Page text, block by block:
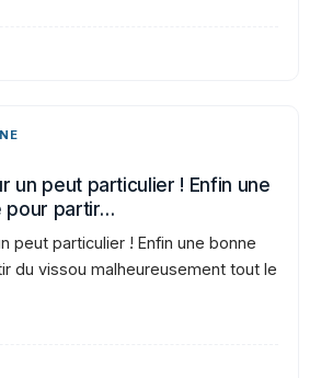
un peut particulier ! Enfin une
pour partir…
peut particulier ! Enfin une bonne
du vissou malheureusement tout le